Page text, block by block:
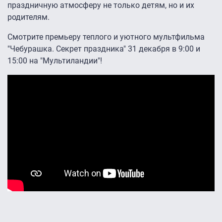
праздничную атмосферу не только детям, но и их
родителям.
Смотрите премьеру теплого и уютного мультфильма
"Чебурашка. Секрет праздника" 31 декабря в 9:00 и
15:00 на "Мультиландии"!